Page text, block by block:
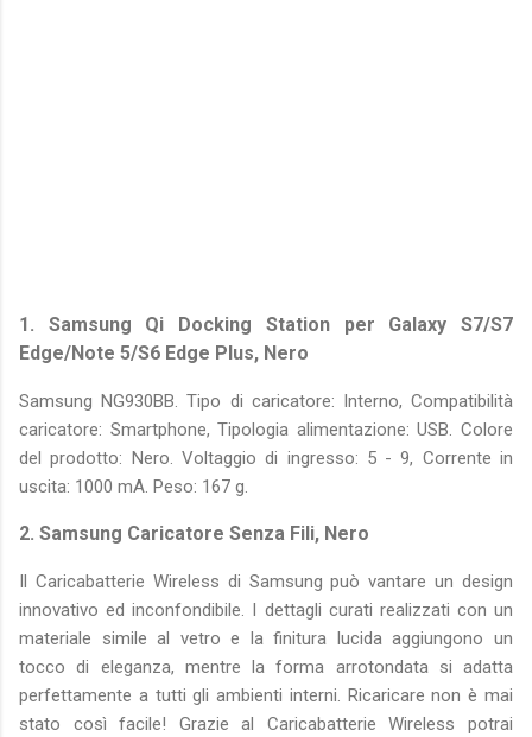
1. Samsung Qi Docking Station per Galaxy S7/S7
Edge/Note 5/S6 Edge Plus, Nero
Samsung NG930BB. Tipo di caricatore: Interno, Compatibilità
caricatore: Smartphone, Tipologia alimentazione: USB. Colore
del prodotto: Nero. Voltaggio di ingresso: 5 - 9, Corrente in
uscita: 1000 mA. Peso: 167 g.
2. Samsung Caricatore Senza Fili, Nero
Il Caricabatterie Wireless di Samsung può vantare un design
innovativo ed inconfondibile. I dettagli curati realizzati con un
materiale simile al vetro e la finitura lucida aggiungono un
tocco di eleganza, mentre la forma arrotondata si adatta
perfettamente a tutti gli ambienti interni. Ricaricare non è mai
stato così facile! Grazie al Caricabatterie Wireless potrai